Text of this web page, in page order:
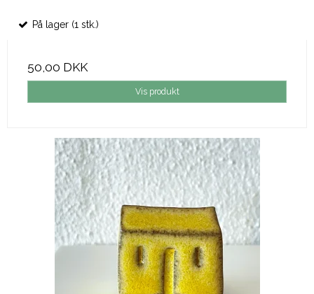
På lager (1 stk.)
50,00 DKK
Vis produkt